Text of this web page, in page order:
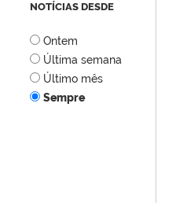
NOTÍCIAS DESDE
Ontem
Última semana
Último mês
Sempre